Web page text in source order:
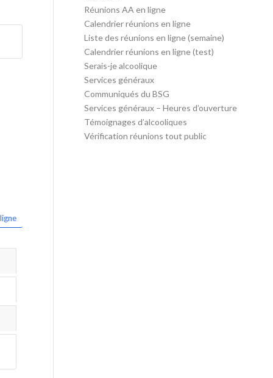
Réunions AA en ligne
Calendrier réunions en ligne
Liste des réunions en ligne (semaine)
Calendrier réunions en ligne (test)
Serais-je alcoolique
Services généraux
Communiqués du BSG
Services généraux – Heures d’ouverture
Témoignages d’alcooliques
Vérification réunions tout public